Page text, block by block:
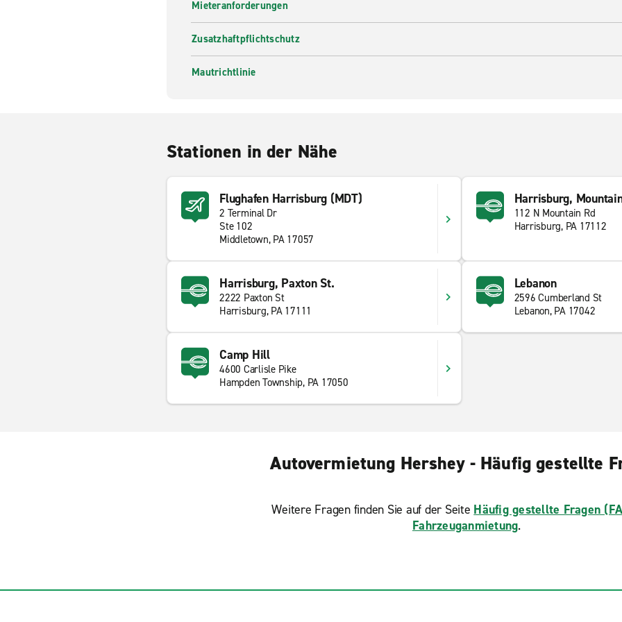
Mieteranforderungen
Zusatzhaftpflichtschutz
Mautrichtlinie
Stationen in der Nähe
Flughafen Harrisburg (MDT)
2 Terminal Dr
Ste 102
Middletown, PA 17057
Harrisburg,
112 N Mountain Rd
Harrisburg, PA 17112
Harrisburg, Paxton St.
2222 Paxton St
Harrisburg, PA 17111
Lebanon
2596 Cumberland St
Lebanon, PA 17042
Camp Hill
4600 Carlisle Pike
Hampden Township, PA 17050
Autovermietung Hershey - Häufig gestellte
Weitere Fragen finden Sie auf der Seite Häufig gestellte Fragen
Fahrzeuganmietung.